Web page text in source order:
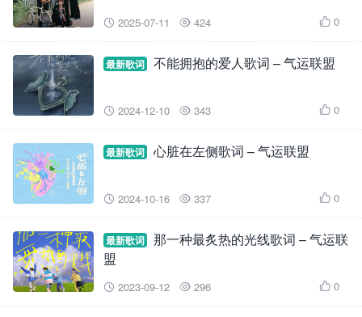
 2025-07-11  424  0
最新歌词 不能拥抱的爱人歌词 – 气运联盟
 2024-12-10  343  0
最新歌词 心脏在左侧歌词 – 气运联盟
 2024-10-16  337  0
最新歌词
那一种最炙热的光线歌词 – 气运联
盟
 2023-09-12  296  0